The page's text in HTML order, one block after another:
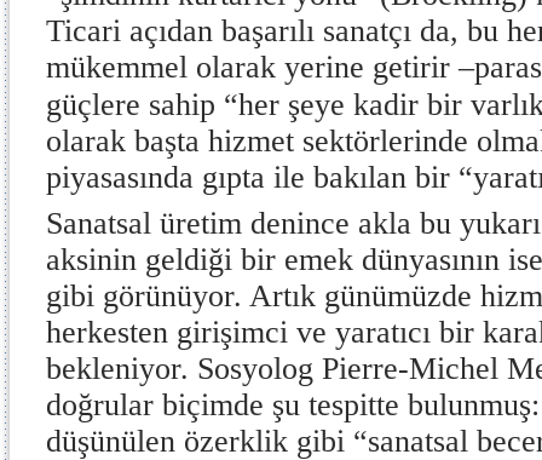
Ticari açıdan başarılı sanatçı da, bu
mükemmel olarak yerine getirir
güçlere sahip “her şeye kadir bir
olarak başta hizmet sektörlerinde
piyasasında gıpta ile bakılan bir
Sanatsal üretim denince akla bu
aksinin geldiği bir emek dünyasının
gibi görünüyor. Artık günümüzde
herkesten girişimci ve yaratıcı bir
bekleniyor. Sosyolog Pierre-Michel
doğrular biçimde şu tespitte
düşünülen özerklik gibi “sanatsal